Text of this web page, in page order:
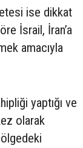
ise dikkat
İsrail, İran’a
amacıyla
yaptığı ve
olarak